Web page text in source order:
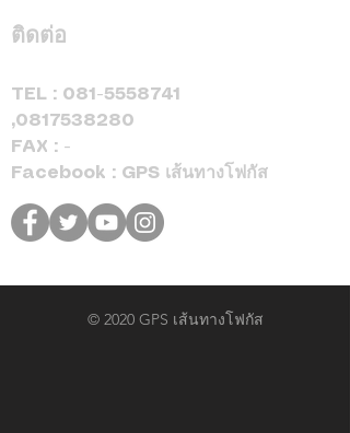
ติดต่อ
TEL : 081-5558741
,0817538280
FAX : -
Facebook : GPS เส้นทางโฟกัส
© 2020 GPS เส้นทางโฟกัส